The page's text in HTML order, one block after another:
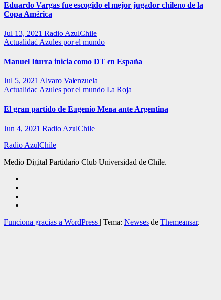
Eduardo Vargas fue escogido el mejor jugador chileno de la
Copa América
Jul 13, 2021 Radio AzulChile
Actualidad Azules por el mundo
Manuel Iturra inicia como DT en España
Jul 5, 2021 Alvaro Valenzuela
Actualidad Azules por el mundo La Roja
El gran partido de Eugenio Mena ante Argentina
Jun 4, 2021 Radio AzulChile
Radio AzulChile
Medio Digital Partidario Club Universidad de Chile.
Funciona gracias a WordPress | Tema: Newses de Themeansar.